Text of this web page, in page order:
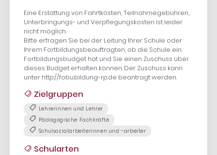
Eine Erstattung von Fahrtkosten, Teilnahmegebühren,
Unterbringungs- und Verpflegungskosten ist leider
nicht möglich.
Bitte erfragen Sie bei der Leitung Ihrer Schule oder
Ihrem Fortbildungsbeauftragten, ob die Schule ein
Fortbildungsbudget hat und Sie einen Zuschuss über
dieses Budget erhalten können. Der Zuschuss kann
unter http://fobu.bildung-rp.de beantragt werden.
Zielgruppen
Lehrerinnen und Lehrer
Pädagogische Fachkräfte
Schulsozialarbeiterinnen und -arbeiter
Schularten